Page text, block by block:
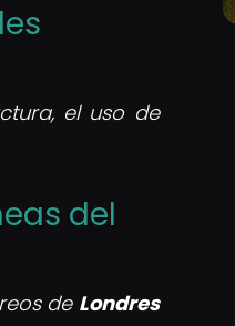
el uso de
del
de Londres